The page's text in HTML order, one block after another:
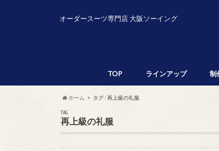
オーダースーツ専門店 大阪ソーイング
TOP ラインアップ 制
ホーム タグ : 再上級の礼服
TAG
再上級の礼服